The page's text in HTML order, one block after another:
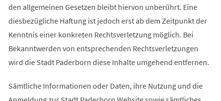
den allgemeinen Gesetzen bleibt hiervon unberührt. Eine
diesbezügliche Haftung ist jedoch erst ab dem Zeitpunkt der
Kenntnis einer konkreten Rechtsverletzung möglich. Bei
Bekanntwerden von entsprechenden Rechtsverletzungen
wird die Stadt Paderborn diese Inhalte umgehend entfernen.
Sämtliche Informationen oder Daten, ihre Nutzung und die